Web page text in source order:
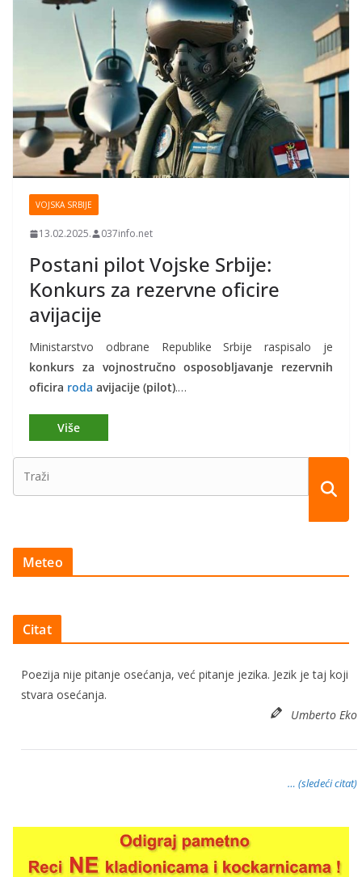
VOJSKA SRBIJE
13.02.2025. 037info.net
Postani pilot Vojske Srbije:
Konkurs za rezervne oficire
avijacije
Ministarstvo odbrane Republike Srbije raspisalo je
konkurs za vojnostručno osposobljavanje rezervnih
oficira roda avijacije (pilot).…
Meteo
Citat
Poezija nije pitanje osećanja, već pitanje jezika. Jezik je taj koji
stvara osećanja.
Umberto Eko
… (sledeći citat)